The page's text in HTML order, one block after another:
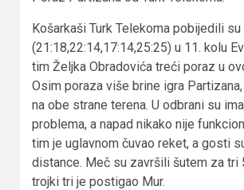
Košarkaši Turk Telekoma pobijedili
(21:18,22:14,17:14,25:25) u 11. kolu
tim Željka Obradovića treći poraz u
Osim poraza više brine igra
na obe strane terena. U odbrani su
problema, a napad nikako nije
tim je uglavnom čuvao reket, a gosti
distance. Meč su završili šutem za tri
trojki tri je postigao Mur.